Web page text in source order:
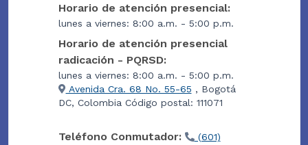
Horario de atención presencial:
lunes a viernes: 8:00 a.m. - 5:00 p.m.
Horario de atención presencial
radicación - PQRSD:
lunes a viernes: 8:00 a.m. - 5:00 p.m.
Avenida Cra. 68 No. 55-65 , Bogotá
DC, Colombia Código postal: 111071
Teléfono Conmutador:
(601)